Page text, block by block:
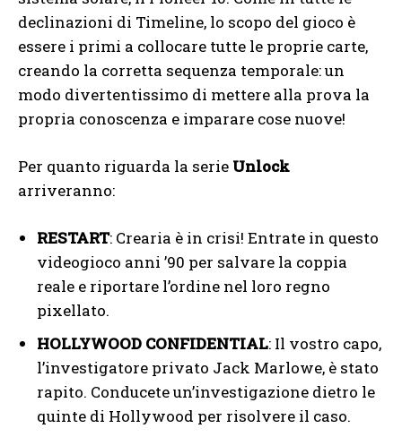
declinazioni di Timeline, lo scopo del gioco è
essere i primi a collocare tutte le proprie carte,
creando la corretta sequenza temporale: un
modo divertentissimo di mettere alla prova la
propria conoscenza e imparare cose nuove!
Per quanto riguarda la serie Unlock
arriveranno:
RESTART: Crearia è in crisi! Entrate in questo
videogioco anni ’90 per salvare la coppia
reale e riportare l’ordine nel loro regno
pixellato.
HOLLYWOOD CONFIDENTIAL: Il vostro capo,
l’investigatore privato Jack Marlowe, è stato
rapito. Conducete un’investigazione dietro le
quinte di Hollywood per risolvere il caso.